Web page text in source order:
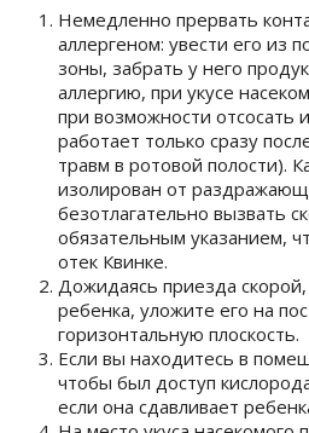
Немедленно прервать
аллергеном: увести его из
зоны, забрать у него
аллергию, при укусе
при возможности отсосать
работает только сразу
травм в ротовой полости).
изолирован от
безотлагательно вызвать
обязательным указанием,
отек Квинке.
Дожидаясь приезда
ребенка, уложите его на
горизонтальную плоскость.
Если вы находитесь в
чтобы был доступ
если она сдавливает